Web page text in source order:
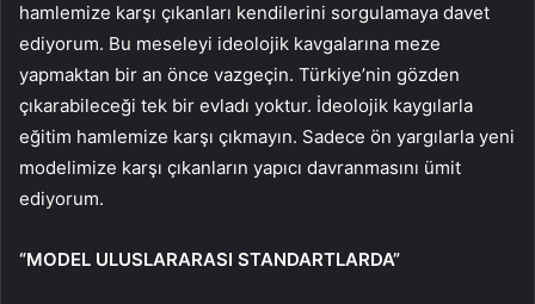
hamlemize karşı çıkanları kendilerini sorgulamaya davet
ediyorum. Bu meseleyi ideolojik kavgalarına meze
yapmaktan bir an önce vazgeçin. Türkiye’nin gözden
çıkarabileceği tek bir evladı yoktur. İdeolojik kaygılarla
eğitim hamlemize karşı çıkmayın. Sadece ön yargılarla yeni
modelimize karşı çıkanların yapıcı davranmasını ümit
ediyorum.
“MODEL ULUSLARARASI STANDARTLARDA”